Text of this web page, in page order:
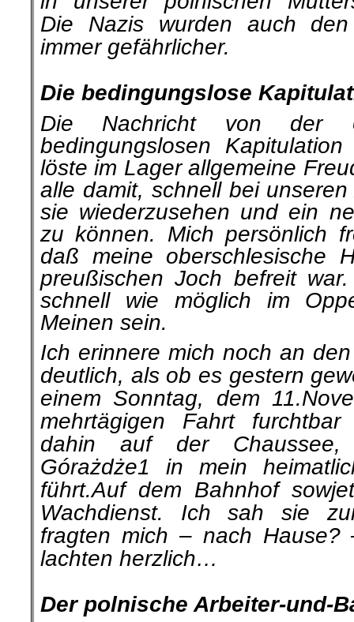
Die Nazis wurden auch den
immer gefährlicher.
Die bedingungslose
Die Nachricht von der
bedingungslosen
löste im Lager allgemeine
alle damit, schnell bei
sie wieder­zusehen und ein
zu können. Mich persönlich
daß meine oberschlesische
preußischen Joch befreit
schnell wie möglich im
Meinen sein.
Ich erinnere mich noch an
deutlich, als ob es gestern
einem Sonntag, dem
mehrtägigen Fahrt
dahin auf der
Górażdże1 in mein
führt.Auf dem Bahnhof
Wachdienst. Ich sah sie
fragten mich – nach Hause?
lachten herzlich…
Der polnische Arbeiter-und-